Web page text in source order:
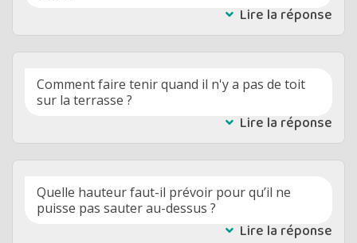
Lire la réponse
Comment faire tenir quand il n'y a pas de toit
sur la terrasse ?
Lire la réponse
Quelle hauteur faut-il prévoir pour qu’il ne
puisse pas sauter au-dessus ?
Lire la réponse